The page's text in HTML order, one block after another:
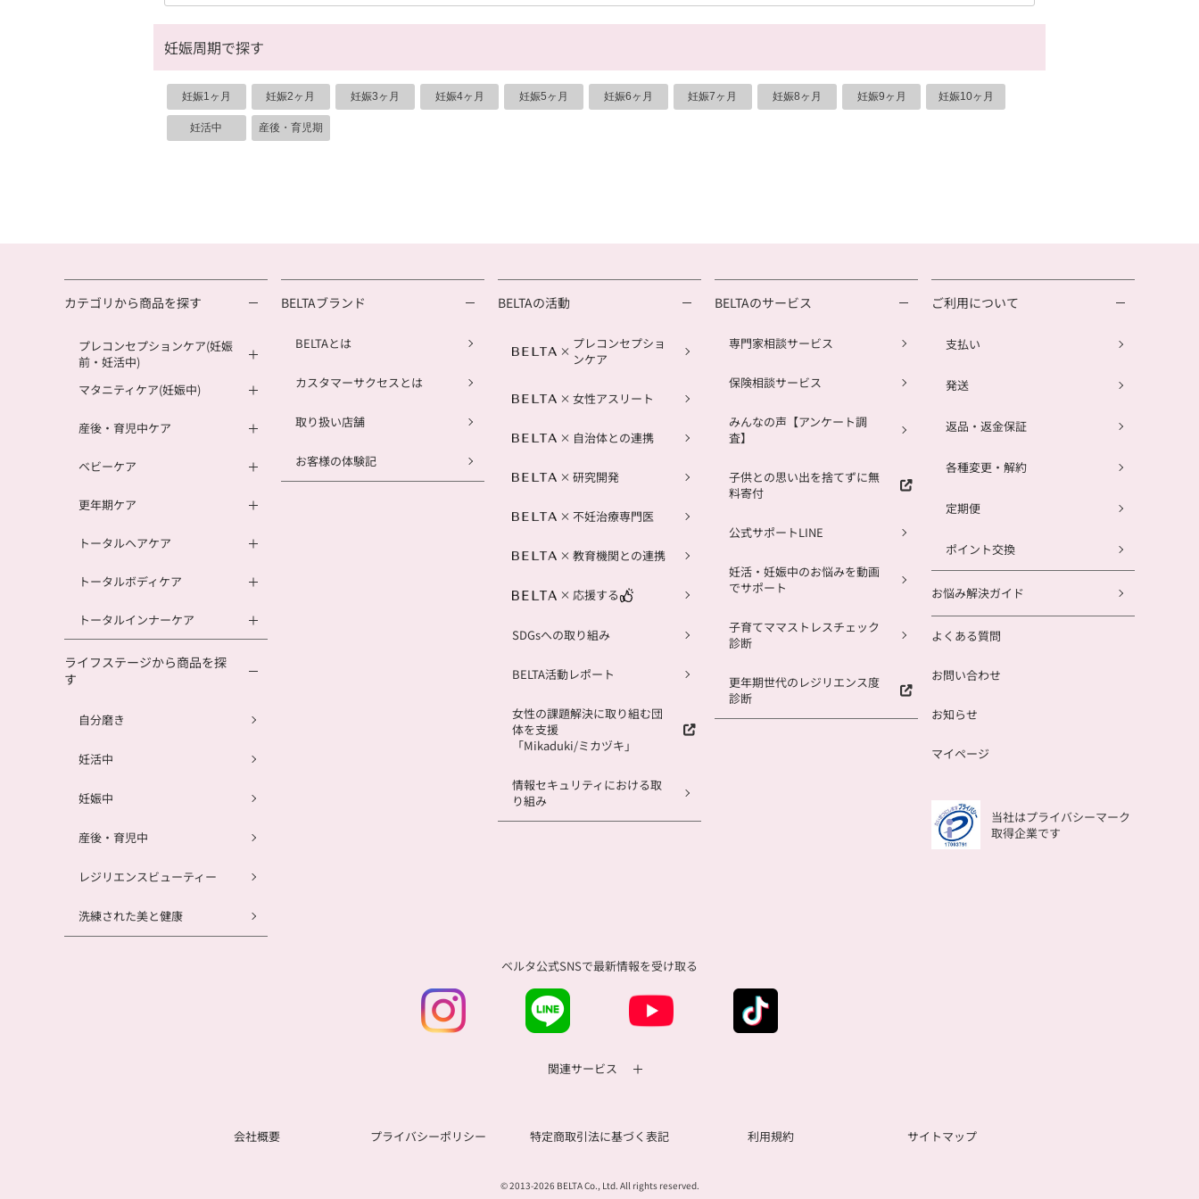
妊娠周期で探す
妊娠1ヶ月 妊娠2ヶ月 妊娠3ヶ月 妊娠4ヶ月 妊娠5ヶ月 妊娠6ヶ月 妊娠7ヶ月 妊娠8ヶ月 妊娠9ヶ月 妊娠10ヶ月
妊活中 産後・育児期
カテゴリから商品を探す
プレコンセプションケア(妊娠
前・妊活中)
マタニティケア(妊娠中)
産後・育児中ケア
ベビーケア
更年期ケア
トータルヘアケア
トータルボディケア
トータルインナーケア
ライフステージから商品を探
す
自分磨き
妊活中
妊娠中
産後・育児中
レジリエンスビューティー
洗練された美と健康
BELTAブランド
BELTAとは
カスタマーサクセスとは
取り扱い店舗
お客様の体験記
BELTAの活動
プレコンセプショ
ンケア
女性アスリート
自治体との連携
研究開発
不妊治療専門医
教育機関との連携
応援する
SDGsへの取り組み
BELTA活動レポート
女性の課題解決に取り組む団
体を支援
「Mikaduki/ミカヅキ」
情報セキュリティにおける取
り組み
BELTAのサービス
専門家相談サービス
保険相談サービス
みんなの声【アンケート調
査】
子供との思い出を捨てずに無
料寄付
公式サポートLINE
妊活・妊娠中のお悩みを動画
でサポート
子育てママストレスチェック
診断
更年期世代のレジリエンス度
診断
ご利用について
支払い
発送
返品・返金保証
各種変更・解約
定期便
ポイント交換
お悩み解決ガイド
よくある質問
お問い合わせ
お知らせ
マイページ
当社はプライバシーマーク
取得企業です
会社概要 プライバシーポリシー 特定商取引法に基づく表記 利用規約 サイトマップ
ベルタ公式SNSで最新情報を受け取る
関連サービス
© 2013-2026 BELTA Co., Ltd. All rights reserved.